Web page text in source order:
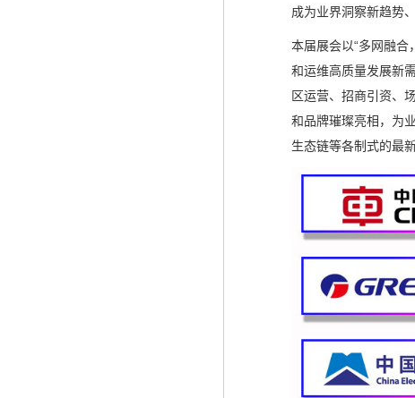
成为业界洞察新趋势
本届展会以“多网融
和运维高质量发展新
区运营、招商引资、
和品牌璀璨亮相，为
生态链等各制式的最